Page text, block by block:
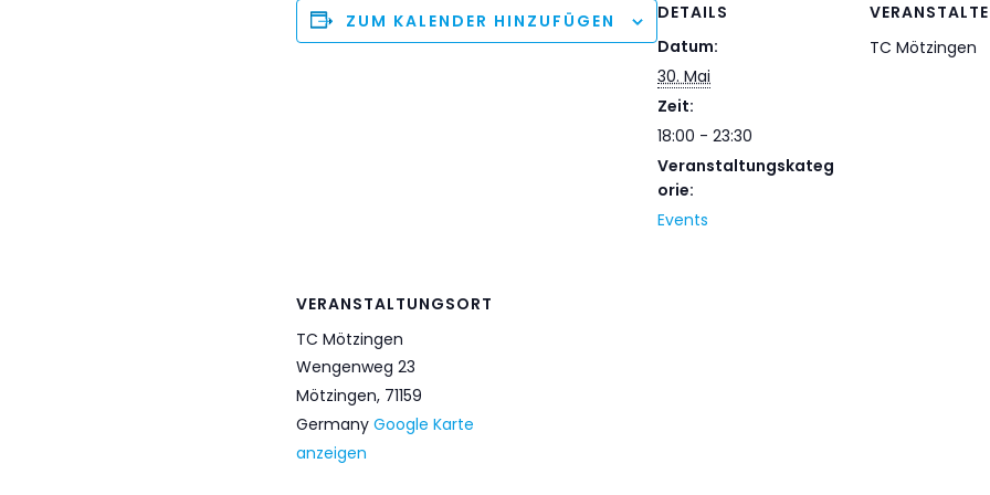
ZUM KALENDER HINZUFÜGEN
DETAILS
Datum:
30. Mai
Zeit:
18:00 - 23:30
Veranstaltungskateg
orie:
Events
TC Mötzingen
VERANSTALTUNGSORT
TC Mötzingen
Wengenweg 23
Mötzingen, 71159
Germany Google Karte
anzeigen